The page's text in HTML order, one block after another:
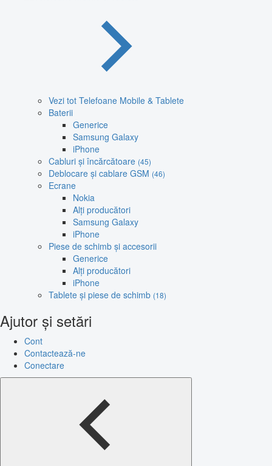
Vezi tot Telefoane Mobile & Tablete
Baterii
Generice
Samsung Galaxy
iPhone
Cabluri și încărcătoare (45)
Deblocare și cablare GSM (46)
Ecrane
Nokia
Alți producători
Samsung Galaxy
iPhone
Piese de schimb și accesorii
Generice
Alți producători
iPhone
Tablete și piese de schimb (18)
Ajutor și setări
Cont
Contactează-ne
Conectare